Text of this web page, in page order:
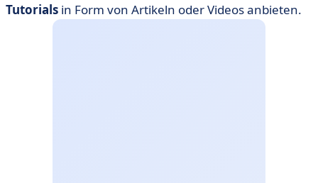
Tutorials in Form von Artikeln oder Videos anbieten.